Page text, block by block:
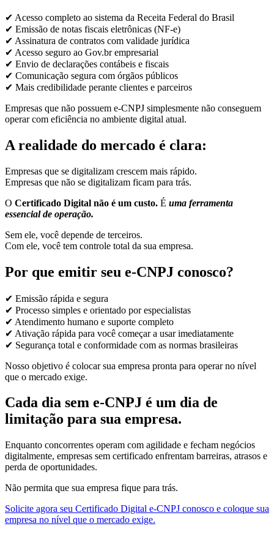
✔ Acesso completo ao sistema da Receita Federal do Brasil
✔ Emissão de notas fiscais eletrônicas (NF-e)
✔ Assinatura de contratos com validade jurídica
✔ Acesso seguro ao Gov.br empresarial
✔ Envio de declarações contábeis e fiscais
✔ Comunicação segura com órgãos públicos
✔ Mais credibilidade perante clientes e parceiros
Empresas que não possuem e-CNPJ simplesmente não conseguem
operar com eficiência no ambiente digital atual.
A realidade do mercado é clara:
Empresas que se digitalizam crescem mais rápido.
Empresas que não se digitalizam ficam para trás.
O Certificado Digital não é um custo. É uma ferramenta
essencial de operação.
Sem ele, você depende de terceiros.
Com ele, você tem controle total da sua empresa.
Por que emitir seu e-CNPJ conosco?
✔ Emissão rápida e segura
✔ Processo simples e orientado por especialistas
✔ Atendimento humano e suporte completo
✔ Ativação rápida para você começar a usar imediatamente
✔ Segurança total e conformidade com as normas brasileiras
Nosso objetivo é colocar sua empresa pronta para operar no nível
que o mercado exige.
Cada dia sem e-CNPJ é um dia de
limitação para sua empresa.
Enquanto concorrentes operam com agilidade e fecham negócios
digitalmente, empresas sem certificado enfrentam barreiras, atrasos e
perda de oportunidades.
Não permita que sua empresa fique para trás.
Solicite agora seu Certificado Digital e-CNPJ conosco e coloque sua
empresa no nível que o mercado exige.